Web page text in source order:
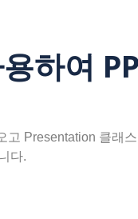
하여
Presentation 클래
다.